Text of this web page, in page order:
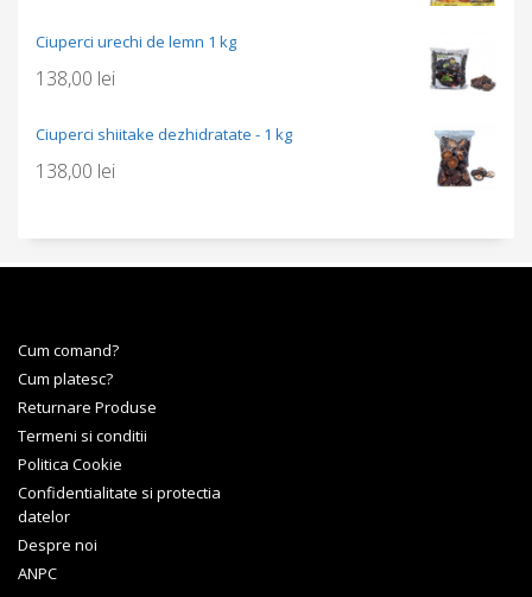
Ciuperci urechi de lemn 1 kg
138,00 lei
Ciuperci shiitake dezhidratate - 1 kg
138,00 lei
Cum comand?
Cum platesc?
Returnare Produse
Termeni si conditii
Politica Cookie
Confidentialitate si protectia
datelor
Despre noi
ANPC